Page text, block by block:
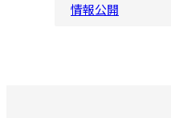
情報公開